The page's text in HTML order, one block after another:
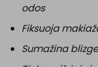
odos
Fiksuoja
Sumažina